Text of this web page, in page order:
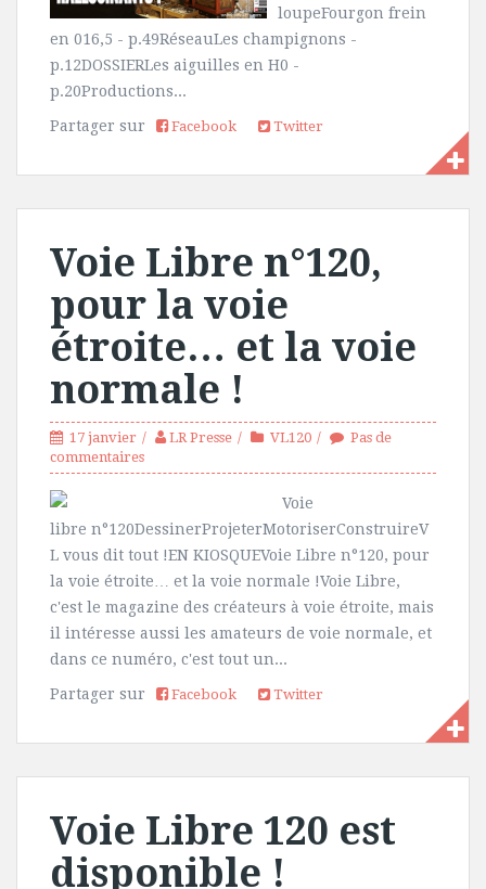
loupeFourgon frein
en 016,5 - p.49RéseauLes champignons -
p.12DOSSIERLes aiguilles en H0 -
p.20Productions...
Partager sur
Facebook Twitter
Voie Libre n°120,
pour la voie
étroite… et la voie
normale !
17 janvier LR Presse VL120
Pas de
commentaires
Voie
libre n°120DessinerProjeterMotoriserConstruireV
L vous dit tout !EN KIOSQUEVoie Libre n°120, pour
la voie étroite… et la voie normale !Voie Libre,
c'est le magazine des créateurs à voie étroite, mais
il intéresse aussi les amateurs de voie normale, et
dans ce numéro, c'est tout un...
Partager sur
Facebook Twitter
Voie Libre 120 est
disponible !